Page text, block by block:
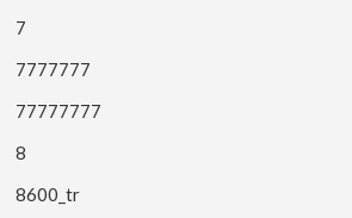
7
7777777
77777777
8
8600_tr